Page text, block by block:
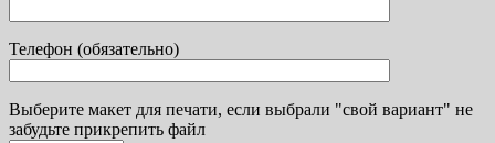
Телефон (обязательно)
Выберите макет для печати, если выбрали "свой вариант" не
забудьте прикрепить файл